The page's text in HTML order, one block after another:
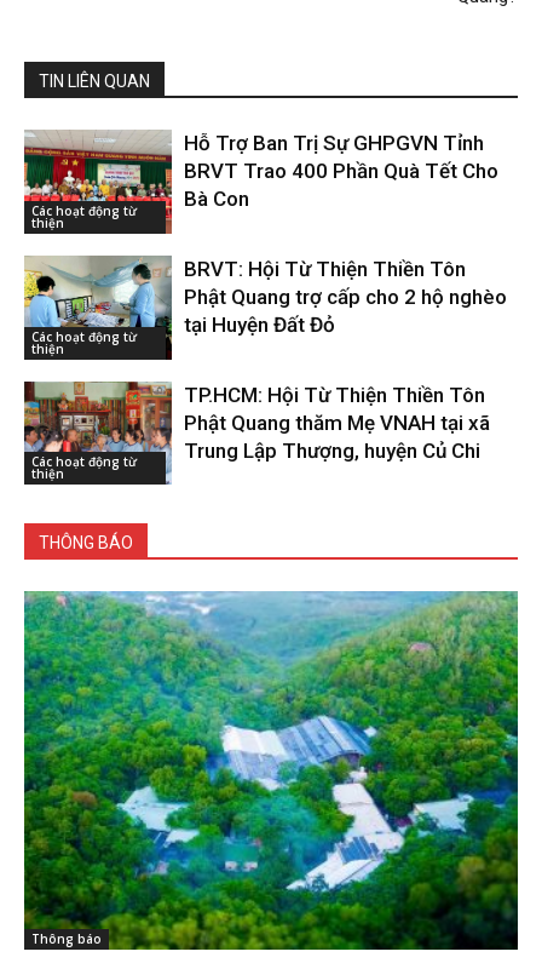
TIN LIÊN QUAN
Các hoạt động từ
thiện
Hỗ Trợ Ban Trị Sự GHPGVN Tỉnh
BRVT Trao 400 Phần Quà Tết Cho
Bà Con
Các hoạt động từ
thiện
BRVT: Hội Từ Thiện Thiền Tôn
Phật Quang trợ cấp cho 2 hộ nghèo
tại Huyện Đất Đỏ
Các hoạt động từ
thiện
TP.HCM: Hội Từ Thiện Thiền Tôn
Phật Quang thăm Mẹ VNAH tại xã
Trung Lập Thượng, huyện Củ Chi
THÔNG BÁO
Thông báo